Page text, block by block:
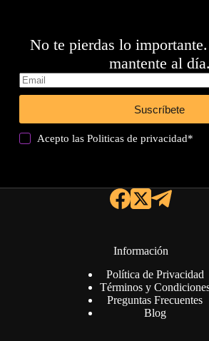
No te pierdas lo
mantente al día.
Suscríbete
Acepto lasPoliticas de privacidad*
Información
Política de Privacidad
Términos y
Preguntas Frecuentes
Blog